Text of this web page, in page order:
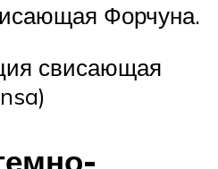
Форчуна.
свисающая